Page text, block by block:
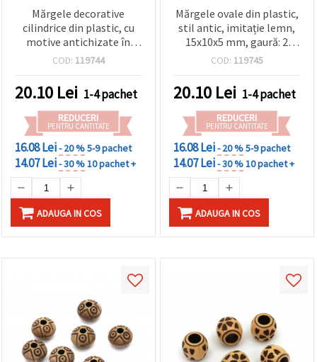
Mărgele decorative
cilindrice din plastic, cu
motive antichizate în
relief, 15x15 mm, gaură
(~29 buc.) – stil
etnic/oriental pentru
brățări, coliere și
macrame
COD: 119744
20.10 Lei 1-4 pachet
REDUCERI
PENTRU CANTITATE
16.08 Lei- 20 %5-9 pachet
14.07 Lei- 30 %10 pachet +
ADAUGA IN COS
Mărgele ovale din plastic,
stil antic, imitație lemn,
15x10x5 mm, gaură: 2
mm, maro – 50 g (~100
handmade DIY
COD: 119745
20.10 Lei 1-4 pachet
REDUCERI
PENTRU CANTITATE
16.08 Lei- 20 %5-9 pachet
14.07 Lei- 30 %10 pachet +
ADAUGA IN COS